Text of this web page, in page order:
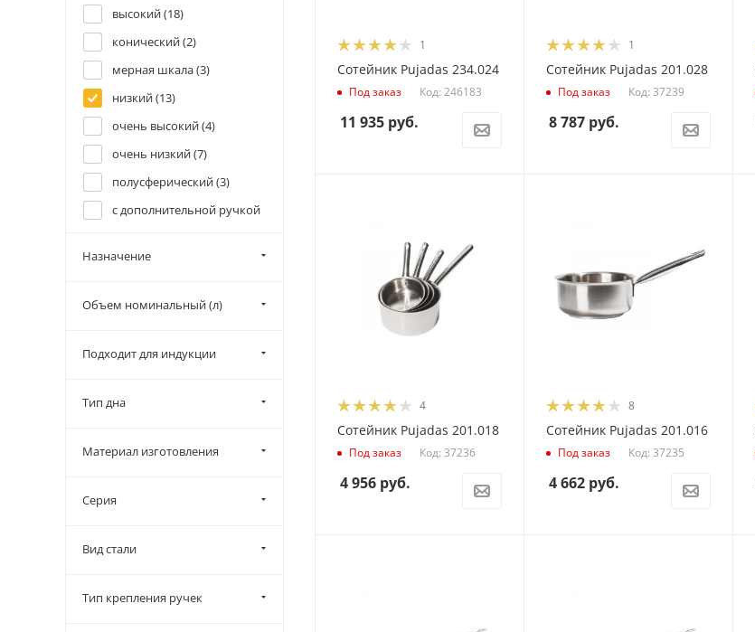
1
Сотейник Pujadas 234.024
Под заказ Код: 246183
11 935 руб.
1
Сотейник Pujadas 201.028
Под заказ Код: 37239
8 787руб.
4
Сотейник Pujadas 201.018
Под заказ Код: 37236
4 956 руб.
8
Сотейник Pujadas 201.016
Под заказ Код: 37235
4 662руб.
высокий (18)
конический (2)
мерная шкала (3)
низкий (13)
очень высокий (4)
очень низкий (7)
полусферический (3)
с дополнительной ручкой
с носиком (
средней высоты (11
Назначение
Объем номинальный (л)
Подходит для индукции
Тип дна
Материал изготовления
Серия
Вид стали
Тип крепления ручек